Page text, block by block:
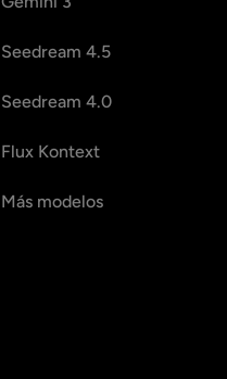
Seedream 4.5
Seedream 4.0
Flux Kontext
Más modelos